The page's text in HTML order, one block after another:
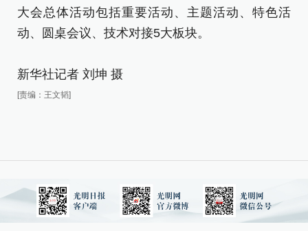
大会总体活动包括重要活动、主题活动、特色活
动、圆桌会议、技术对接5大板块。
新华社记者 刘坤 摄
[责编：王文韬]